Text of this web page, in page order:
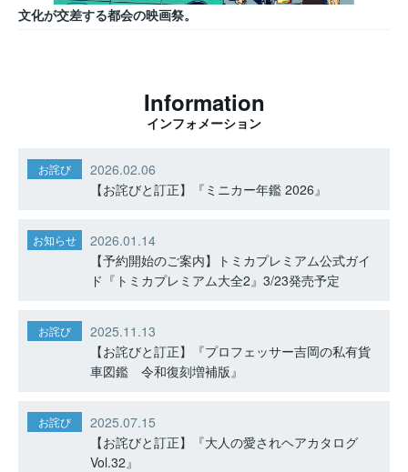
文化が交差する都会の映画祭。
Information
インフォメーション
お詫び
2026.02.06
【お詫びと訂正】『ミニカー年鑑 2026』
お知らせ
2026.01.14
【予約開始のご案内】トミカプレミアム公式ガイ
ド『トミカプレミアム大全2』3/23発売予定
お詫び
2025.11.13
【お詫びと訂正】『プロフェッサー吉岡の私有貨
車図鑑 令和復刻増補版』
お詫び
2025.07.15
【お詫びと訂正】『大人の愛されヘアカタログ
Vol.32』